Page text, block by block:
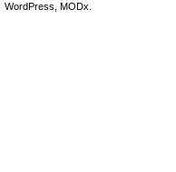
WordPress, MODx.